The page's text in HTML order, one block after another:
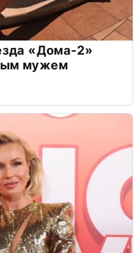
«Дома-2»
мужем